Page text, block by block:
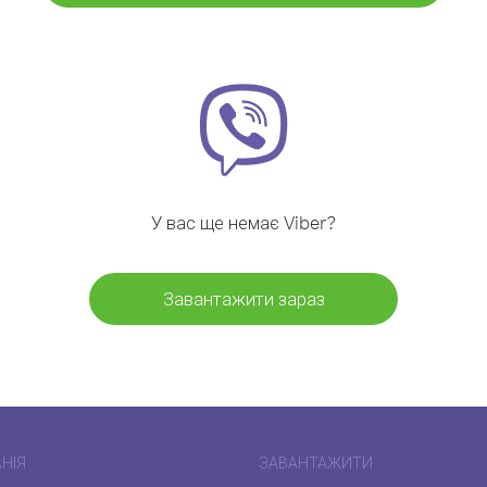
У вас ще немає Viber?
Завантажити зараз
ЗАВАНТАЖИТИ